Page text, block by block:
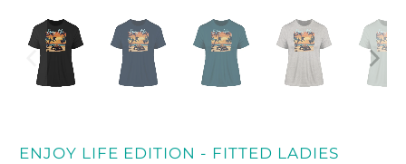
ENJOY LIFE EDITION - FITTED LADIES